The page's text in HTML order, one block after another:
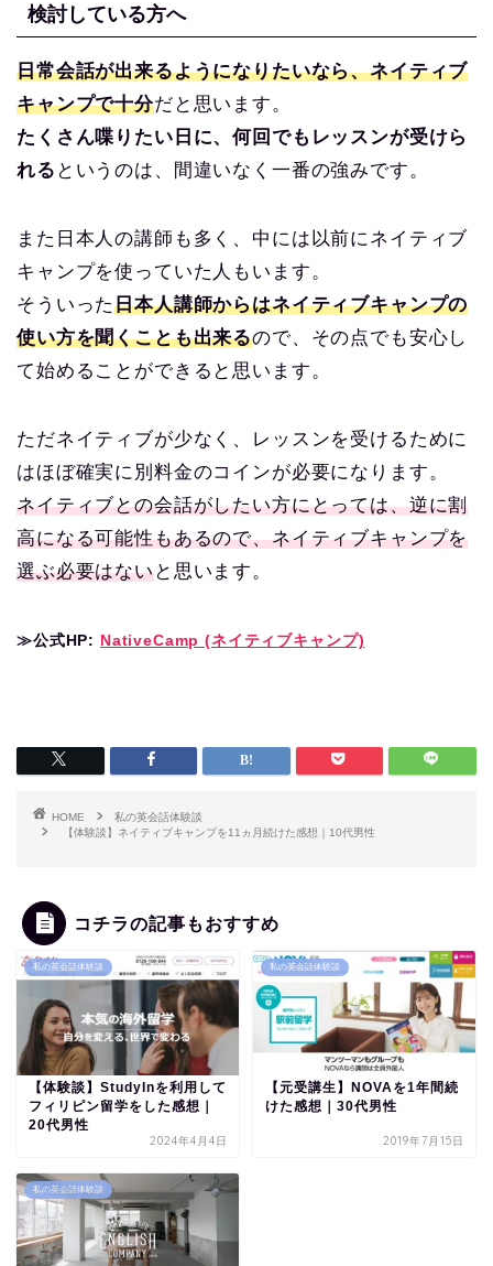
検討している方へ
日常会話が出来るようになりたいなら、ネイティブ
キャンプで十分だと思います。
たくさん喋りたい日に、何回でもレッスンが受けら
れる というのは、間違いなく一番の強みです。
また日本人の講師も多く、中には以前にネイティブ
キャンプを使っていた人もいます。
そういった日本人講師からはネイティブキャンプの
使い方を聞くことも出来るので、その点でも安心し
て始めることができると思います。
ただネイティブが少なく、レッスンを受けるために
はほぼ確実に別料金のコインが必要になります。
ネイティブとの会話がしたい方にとっては、逆に割
高になる可能性もあるので、ネイティブキャンプを
選ぶ必要はないと思います。
≫公式HP: NativeCamp (ネイティブキャンプ)
HOME
私の英会話体験談
【体験談】ネイティブキャンプを11ヵ月続けた感想｜10代男性
コチラの記事もおすすめ
私の英会話体験談
【体験談】StudyInを利用して
フィリピン留学をした感想｜
20代男性
2024年4月4日
私の英会話体験談
【元受講生】NOVAを1年間続
けた感想｜30代男性
2019年7月15日
私の英会話体験談